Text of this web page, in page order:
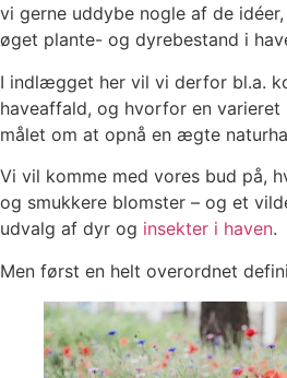
vi gerne uddybe nogle af de
øget plante- og dyrebestand i
I indlægget her vil vi derfor bl.a.
haveaffald, og hvorfor en varieret
målet om at opnå en ægte
Vi vil komme med vores bud på,
og smukkere blomster – og et
udvalg af dyr og insekter i haven.
Men først en helt overordnet